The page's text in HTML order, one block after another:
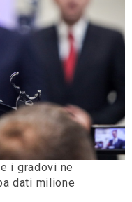
i gradovi ne
dati milione